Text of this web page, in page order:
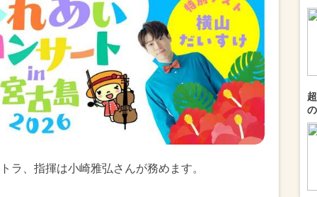
ラ、指揮は小崎雅弘さんが務めます。